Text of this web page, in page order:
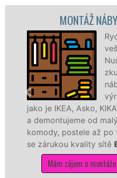
MONTÁŽ
jako je IKEA, Asko,
a demontujeme od
komody, postele až po
se zárukou kvality sítě
Mám zájem o